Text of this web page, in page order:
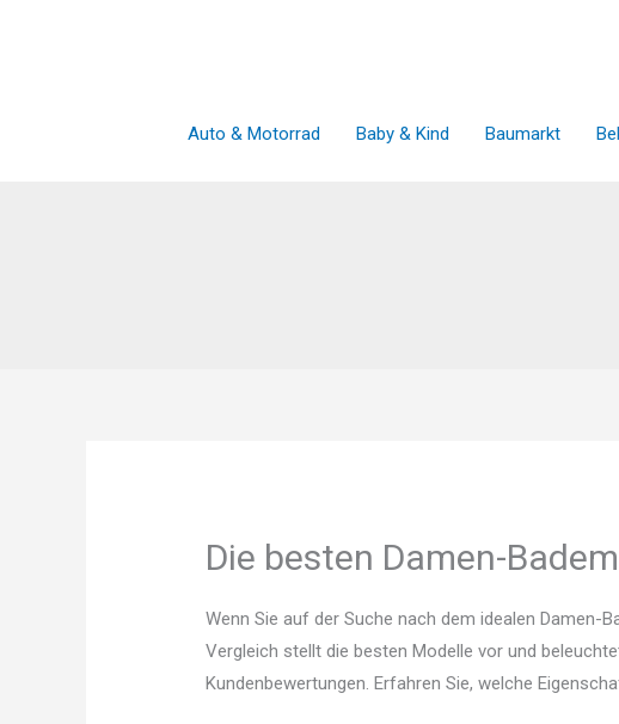
Auto & Motorrad Baby & Kind Baumarkt
Die besten Damen-
Wenn Sie auf der Suche nach dem idealen Damen-
Vergleich stellt die besten Modelle vor und
Kundenbewertungen. Erfahren Sie, welche